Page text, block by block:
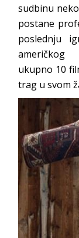
sudbinu
postane
poslednju
američkog
ukupno 10
trag u svom